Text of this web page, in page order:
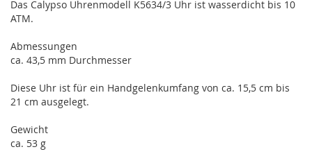
Das Calypso Uhrenmodell K5634/3 Uhr ist wasserdicht bis 10
ATM.
Abmessungen
ca. 43,5 mm Durchmesser
Diese Uhr ist für ein Handgelenkumfang von ca. 15,5 cm bis
21 cm ausgelegt.
Gewicht
ca. 53 g